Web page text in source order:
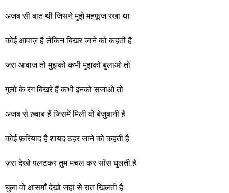
अजब सी बात थी जिसने मुझे महफूज रखा था
कोई आवाज़ है लेकिन बिखर जाने को कहती है
जरा आवाज तो मुझको कभी मुझको बुलाओ तो
गुलों के रंग बिखरे हैं कभी इनको सजाओ तो
अजब से ख़्वाब हैं जिसमें मिली वो बेजुबानी है
कोई फ़रियाद है शायद ठहर जाने को कहती है
ज़रा देखो पलटकर तुम मचल कर साँस घुलती है
घुला वो आसमाँ देखो जहां से रात खिलती है